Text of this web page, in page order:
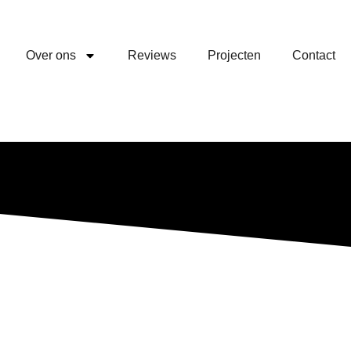
Over ons Reviews Projecten Contact